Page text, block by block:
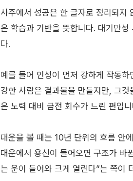
사주에서 성공은 한 글자로 정리되지
은 학습과 기반을 뜻합니다. 대기만
다.
예를 들어 인성이 먼저 강하게 작동
강한 사람은 결과물을 만들지만, 그
은 노력 대비 금전 회수가 느린 편입
대운을 볼 때는 10년 단위의 흐름 안
대운에서 용신이 들어오면 구조가 바
는 운이 들어와 크게 열린다”는 쪽이